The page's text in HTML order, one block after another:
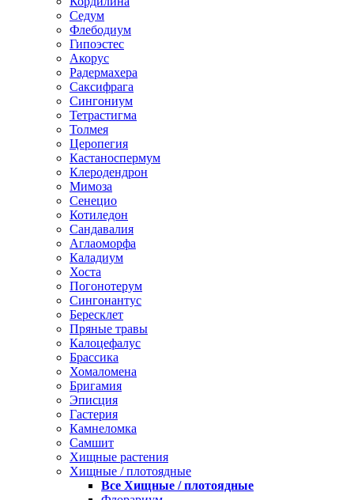
Седум
Флебодиум
Гипоэстес
Акорус
Радермахера
Саксифрага
Сингониум
Тетрастигма
Толмея
Церопегия
Кастаноспермум
Клеродендрон
Мимоза
Сенецио
Котиледон
Сандавалия
Аглаоморфа
Каладиум
Хоста
Погонотерум
Сингонантус
Бересклет
Пряные травы
Калоцефалус
Брассика
Хомаломена
Бригамия
Эписция
Гастерия
Камнеломка
Самшит
Хищные растения
Хищные / плотоядные
Все Хищные / плотоядные